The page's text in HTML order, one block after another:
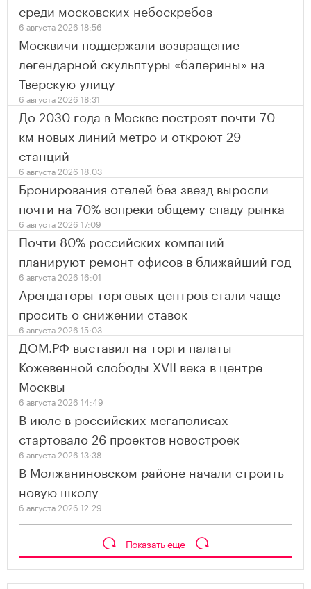
среди московских небоскребов
6 августа 2026 18:56
Москвичи поддержали возвращение
легендарной скульптуры «балерины» на
Тверскую улицу
6 августа 2026 18:31
До 2030 года в Москве построят почти 70
км новых линий метро и откроют 29
станций
6 августа 2026 18:03
Бронирования отелей без звезд выросли
почти на 70% вопреки общему спаду рынка
6 августа 2026 17:09
Почти 80% российских компаний
планируют ремонт офисов в ближайший год
6 августа 2026 16:01
Арендаторы торговых центров стали чаще
просить о снижении ставок
6 августа 2026 15:03
ДОМ.РФ выставил на торги палаты
Кожевенной слободы XVII века в центре
Москвы
6 августа 2026 14:49
В июле в российских мегаполисах
стартовало 26 проектов новостроек
6 августа 2026 13:38
В Молжаниновском районе начали строить
новую школу
6 августа 2026 12:29
Показать еще